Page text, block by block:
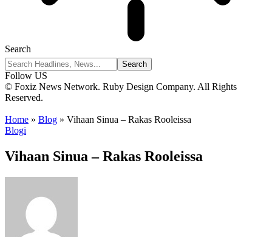
Search
Follow US
© Foxiz News Network. Ruby Design Company. All Rights
Reserved.
Home » Blog » Vihaan Sinua – Rakas Rooleissa
Blogi
Vihaan Sinua – Rakas Rooleissa